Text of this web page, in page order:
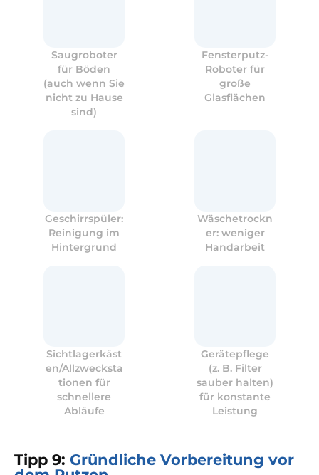
Saugroboter
für Böden
(auch wenn Sie
nicht zu Hause
sind)
Fensterputz-
Roboter für
große
Glasflächen
Geschirrspüler:
Reinigung im
Hintergrund
Wäschetrockn
er: weniger
Handarbeit
Sichtlagerkäst
en/Allzwecksta
tionen für
schnellere
Abläufe
Gerätepflege
(z. B. Filter
sauber halten)
für konstante
Leistung
Tipp 9: Gründliche Vorbereitung vor